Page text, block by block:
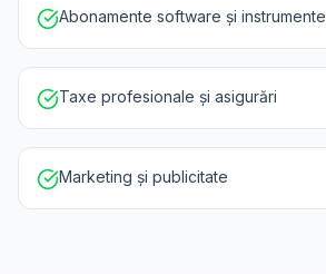
Abonamente software și instrumente
Taxe profesionale și asigurări
Marketing și publicitate